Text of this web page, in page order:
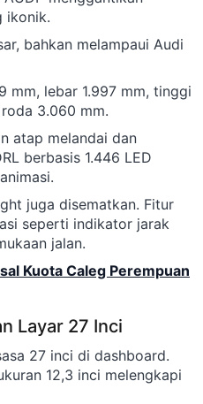
ikonik.
bahkan melampaui Audi
mm, lebar 1.997 mm, tinggi
3.060 mm.
atap melandai dan
berbasis 1.446 LED
juga disematkan. Fitur
seperti indikator jarak
jalan.
Kuota Caleg Perempuan
Layar 27 Inci
27 inci di dashboard.
12,3 inci melengkapi